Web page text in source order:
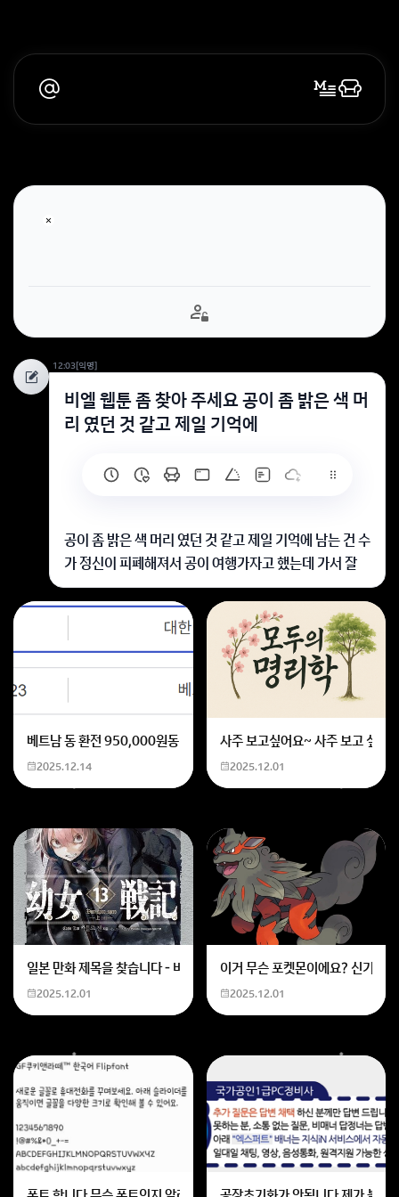
12:03[익명]
비엘 웹툰 좀 찾아 주세요 공이 좀 밝은 색 머
리 였던 것 같고 제일 기억에
공이 좀 밝은 색 머리 였던 것 같고 제일 기억에 남는 건 수
가 정신이 피폐해져서 공이 여행가자고 했는데 가서 잘
놀아서 안심했다가 수가 혼자 화장실? 같은 곳 가서 죽으
려고 해서 공이 너무 늦어서 말리지도 못하고 수가 의식
불명돼서 막 공 일상생활도 안돼서 얼굴에 수염이 나있던
게 기억에 남아요 이 웹툰 좀 찾아주세요 ㅠㅠ
웹툰 보스 인 스쿨을 찾아보시면 좋겠어요
회원가입 혹은 광고 [X]를 누르면 내용이 보입니다
베트남 동 환전 950,000원동 한화 계산할때0하나 빼고 나누기 2하면
2025.12.14
사주 보고싶어요~ 사주 보고 싶
2025.12.01
일본 만화 제목을 찾습니다 - 비행 마법 저격 여자 기억하기로는 위의 내
2025.12.01
이거 무슨 포켓몬이에요? 신기하
2025.12.01